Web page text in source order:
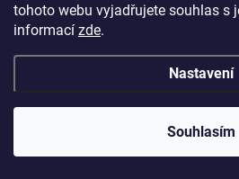
tohoto webu vyjadřujete souhlas s
informací zde.
Nastavení
Souhlasím